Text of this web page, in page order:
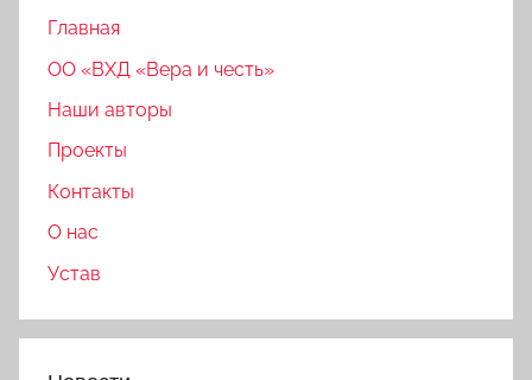
Главная
ОО «ВХД «Вера и честь»
Наши авторы
Проекты
Контакты
О нас
Устав